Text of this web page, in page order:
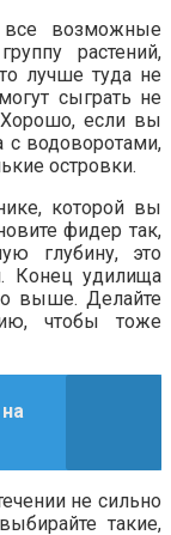
все возможные
растений,
лучше туда не
сыграть не
если вы
водоворотами,
островки.
которой вы
фидер так,
глубину, это
Конец удилища
выше. Делайте
чтобы тоже
не сильно
такие,